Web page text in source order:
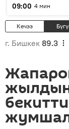
09:00 4 мин
Кечээ
г. Бишкек 89.3